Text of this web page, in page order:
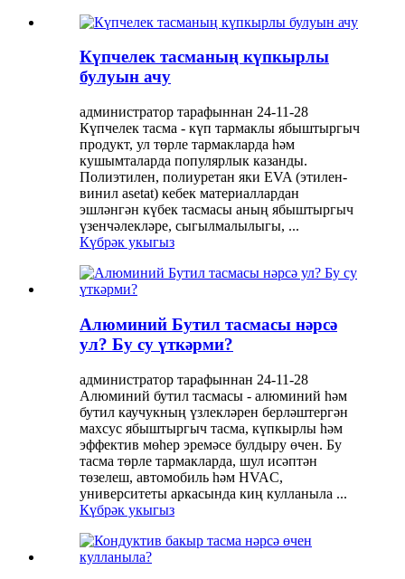
Күпчелек тасманың күпкырлы
булуын ачу
администратор тарафыннан 24-11-28
Күпчелек тасма - күп тармаклы ябыштыргыч
продукт, ул төрле тармакларда һәм
кушымталарда популярлык казанды.
Полиэтилен, полиуретан яки EVA (этилен-
винил asetat) кебек материаллардан
эшләнгән күбек тасмасы аның ябыштыргыч
үзенчәлекләре, сыгылмалылыгы, ...
Күбрәк укыгыз
Алюминий Бутил тасмасы нәрсә
ул? Бу су үткәрми?
администратор тарафыннан 24-11-28
Алюминий бутил тасмасы - алюминий һәм
бутил каучукның үзлекләрен берләштергән
махсус ябыштыргыч тасма, күпкырлы һәм
эффектив мөһер эремәсе булдыру өчен. Бу
тасма төрле тармакларда, шул исәптән
төзелеш, автомобиль һәм HVAC,
университеты аркасында киң кулланыла ...
Күбрәк укыгыз